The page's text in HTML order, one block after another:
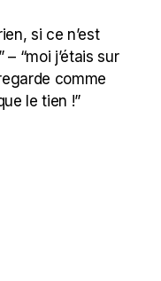
si ce n’est
– “moi j’étais sur
comme
le tien !”